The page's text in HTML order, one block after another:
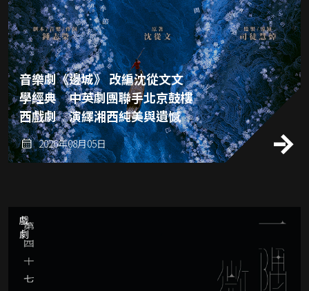
音樂劇《邊城》 改編沈從文文
學經典 中英劇團聯手北京鼓樓
西戲劇 演繹湘西純美與遺憾
2026年08月05日
戲劇